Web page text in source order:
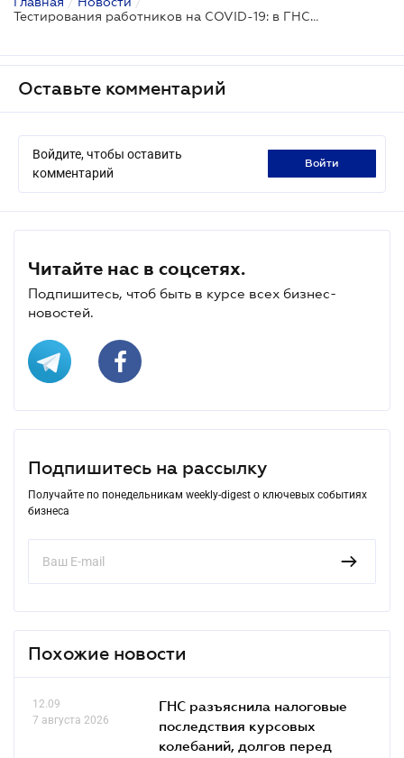
Тестирования работников на COVID-19: в ГНС объяснили, нужно ли платить НДФЛ и ЕСВ
Оставьте комментарий
Войдите, чтобы оставить
комментарий
войти
Читайте нас в соцсетях.
Подпишитесь, чтоб быть в курсе всех бизнес-
новостей.
Подпишитесь на рассылку
Получайте по понедельникам weekly-digest о ключевых событиях
бизнеса
Похожие новости
12.09
7 августа 2026
ГНС разъяснила налоговые
последствия курсовых
колебаний, долгов перед